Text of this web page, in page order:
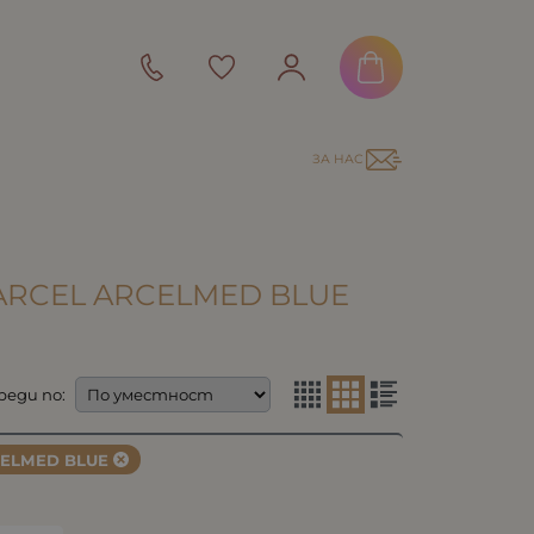
ЗА НАС
ARCELMED BLUE
по:
BLUE